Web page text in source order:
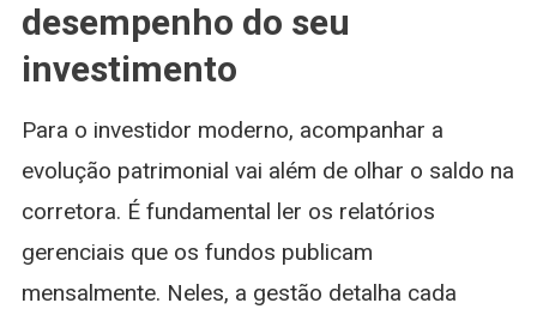
desempenho do seu
investimento
Para o investidor moderno, acompanhar a
evolução patrimonial vai além de olhar o saldo na
corretora. É fundamental ler os relatórios
gerenciais que os fundos publicam
mensalmente. Neles, a gestão detalha cada